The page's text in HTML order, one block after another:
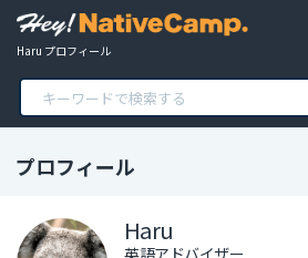
Haru プロフィール
プロフィール
Haru
英語アドバイザー